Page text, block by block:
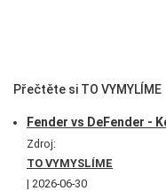
Přečtěte si TO VYMYLÍME
Fender vs DeFender -
Zdroj:
TO VYMYSLÍME
2026-06-30